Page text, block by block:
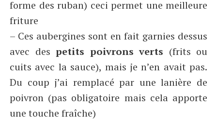
forme des ruban) ceci permet une meilleure
friture
– Ces aubergines sont en fait garnies dessus
avec des petits poivrons verts (frits ou
cuits avec la sauce), mais je n’en avait pas.
Du coup j’ai remplacé par une lanière de
poivron (pas obligatoire mais cela apporte
une touche fraîche)